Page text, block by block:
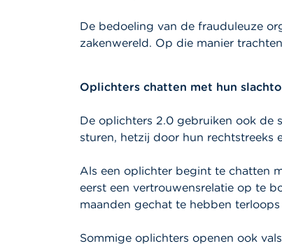
De bedoeling van de frauduleuze
zakenwereld. Op die manier
Oplichters chatten met hun
De oplichters 2.0 gebruiken ook de
sturen, hetzij door hun rechtstreeks
Als een oplichter begint te chatten
eerst een vertrouwensrelatie op te
maanden gechat te hebben
Sommige oplichters openen ook